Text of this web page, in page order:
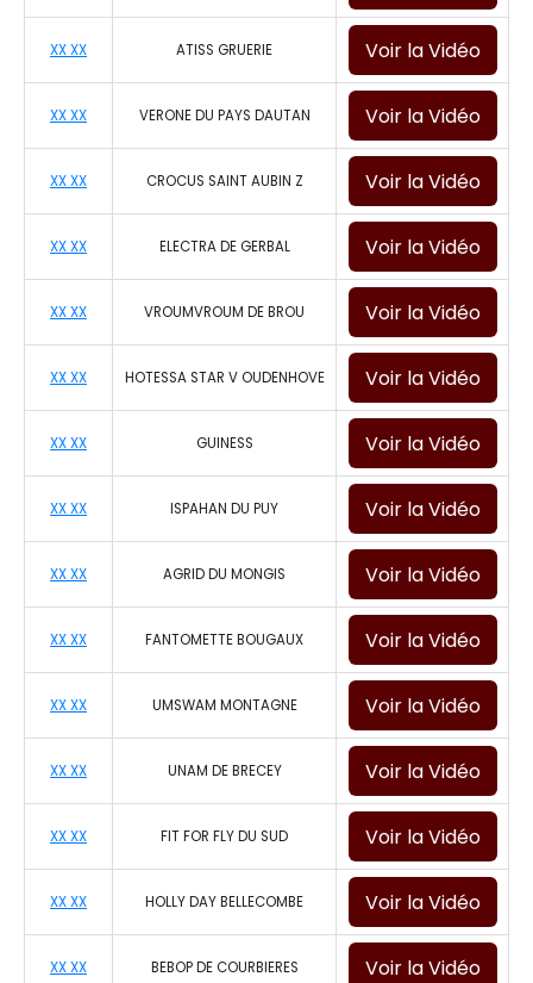
XX XX ATISS GRUERIE Voir la Vidéo
XX XX VERONE DU PAYS DAUTAN Voir la Vidéo
XX XX CROCUS SAINT AUBIN Z Voir la Vidéo
XX XX ELECTRA DE GERBAL Voir la Vidéo
XX XX VROUMVROUM DE BROU Voir la Vidéo
XX XX HOTESSA STAR V OUDENHOVE Voir la Vidéo
XX XX GUINESS Voir la Vidéo
XX XX ISPAHAN DU PUY Voir la Vidéo
XX XX AGRID DU MONGIS Voir la Vidéo
XX XX FANTOMETTE BOUGAUX Voir la Vidéo
XX XX UMSWAM MONTAGNE Voir la Vidéo
XX XX UNAM DE BRECEY Voir la Vidéo
XX XX FIT FOR FLY DU SUD Voir la Vidéo
XX XX HOLLY DAY BELLECOMBE Voir la Vidéo
XX XX BEBOP DE COURBIERES Voir la Vidéo